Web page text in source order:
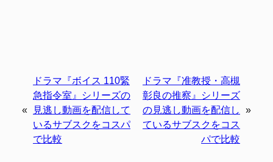
«
ドラマ『ボイス 110緊
急指令室』シリーズの
見逃し動画を配信して
いるサブスクをコスパ
で比較
ドラマ『准教授・高槻
彰良の推察』シリーズ
の見逃し動画を配信し
ているサブスクをコス
パで比較
»